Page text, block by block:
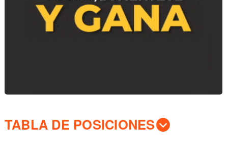
TABLA DE POSICIONES